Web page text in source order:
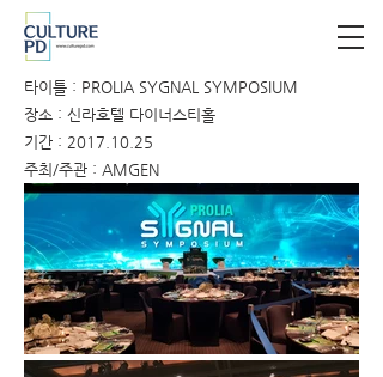
타이틀 : PROLIA SYGNAL SYMPOSIUM
장소 : 신라호텔 다이너스티홀
기간 : 2017.10.25
주최/주관 : AMGEN